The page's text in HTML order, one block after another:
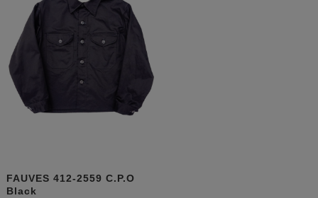
FAUVES 412-2559 C.P.O
Black